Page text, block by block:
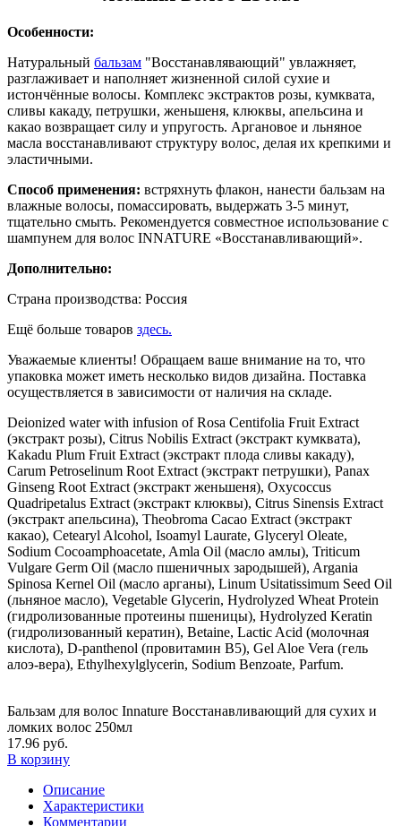
Особенности:
Натуральный бальзам "Восстанавлявающий" увлажняет,
разглаживает и наполняет жизненной силой сухие и
истончённые волосы. Комплекс экстрактов розы, кумквата,
сливы какаду, петрушки, женьшеня, клюквы, апельсина и
какао возвращает силу и упругость. Аргановое и льняное
масла восстанавливают структуру волос, делая их крепкими и
эластичными.
Способ применения: встряхнуть флакон, нанести бальзам на
влажные волосы, помассировать, выдержать 3-5 минут,
тщательно смыть. Рекомендуется совместное использование с
шампунем для волос INNATURE «Восстанавливающий».
Дополнительно:
Страна производства: Россия
Ещё больше товаров здесь.
Уважаемые клиенты! Обращаем ваше внимание на то, что
упаковка может иметь несколько видов дизайна. Поставка
осуществляется в зависимости от наличия на складе.
Deionized water with infusion of Rosa Сentifolia Fruit Extract
(экстракт розы), Citrus Nobilis Eхtract (экстракт кумквата),
Kakadu Plum Fruit Extract (экстракт плода сливы какаду),
Carum Petroselinum Root Eхtract (экстракт петрушки), Panax
Ginseng Root Extract (экстракт женьшеня), Oxycoccus
Quadripetalus Extract (экстракт клюквы), Citrus Sinensis Extract
(экстракт апельсина), Theobroma Cacao Eхtract (экстракт
какао), Cetearyl Alcohol, Isoamyl Laurate, Glyceryl Oleate,
Sodium Cocoamphoacetate, Amla Oil (масло амлы), Triticum
Vulgare Germ Oil (масло пшеничных зародышей), Argania
Spinosa Kernel Oil (масло арганы), Linum Usitatissimum Seed Oil
(льняное масло), Vegetable Glycerin, Hydrolyzed Wheat Protein
(гидролизованные протеины пшеницы), Hydrolyzed Keratin
(гидролизованный кератин), Betaine, Lactic Acid (молочная
кислота), D-panthenol (провитамин В5), Gel Aloe Vera (гель
алоэ-вера), Ethylhexylglycerin, Sodium Benzoate, Parfum.
Бальзам для волос Innature Восстанавливающий для сухих и
ломких волос 250мл
17.96 руб.
В корзину
Описание
Характеристики
Комментарии